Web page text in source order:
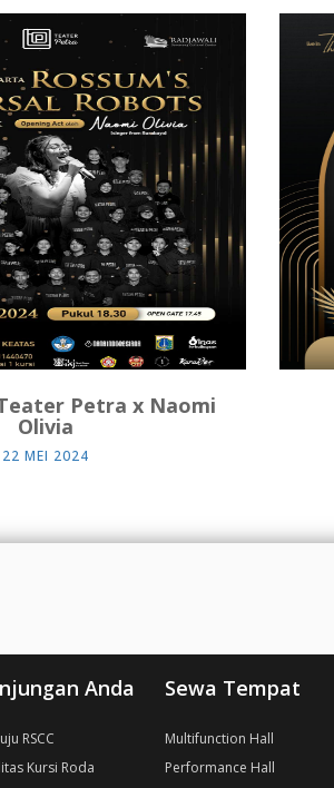
Petra x Naomi
Olivia
22 MEI 2024
Anda
RSCC
Kursi Roda
Sewa Tempat
Multifunction Hall
Performance Hall